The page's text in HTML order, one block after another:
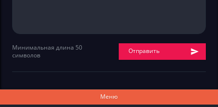
Минимальная длина 50
символов
Отправить
Меню